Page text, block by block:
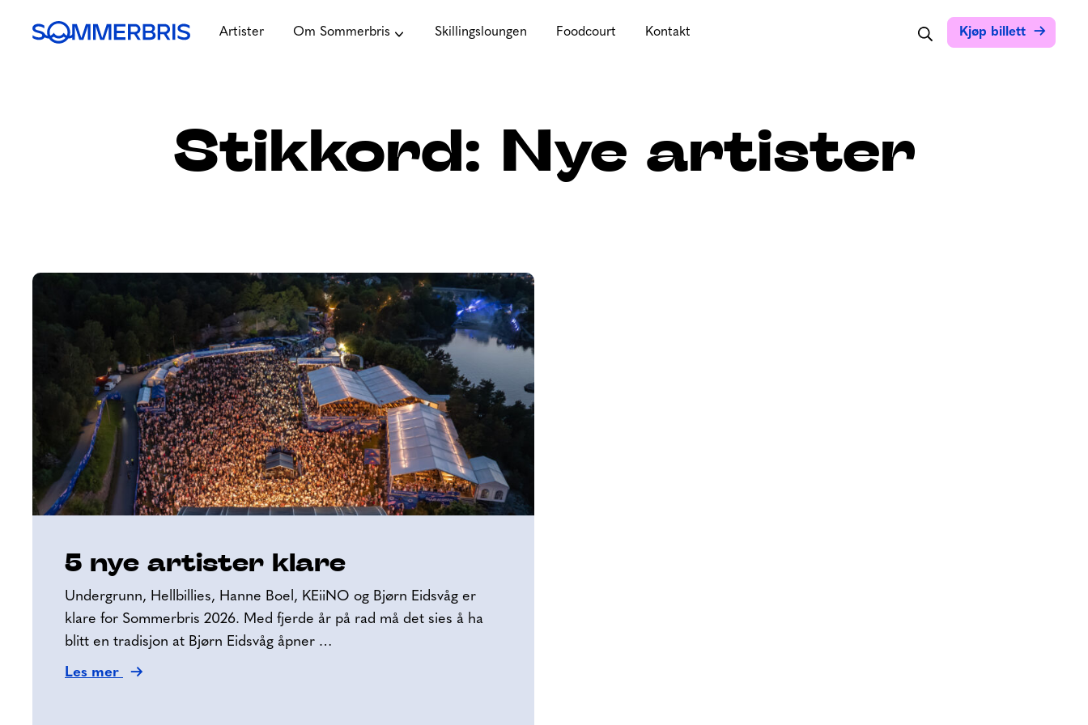
Artister Om Sommerbris Skillingsloungen Foodcourt Kontakt Kjøp billett
Stikkord: Nye artister
5 nye artister klare
Undergrunn, Hellbillies, Hanne Boel, KEiiNO og Bjørn Eidsvåg er
klare for Sommerbris 2026. Med fjerde år på rad må det sies å ha
blitt en tradisjon at Bjørn Eidsvåg åpner …
Les mer